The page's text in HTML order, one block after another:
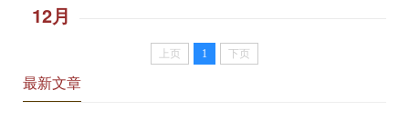
12月
上页 1 下页
最新文章